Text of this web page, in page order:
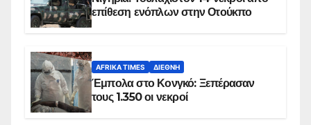
επίθεση ενόπλων στην Οτούκπο
AFRIKA TIMES ΔΙΕΘΝΉ
Έμπολα στο Κονγκό: Ξεπέρασαν
τους 1.350 οι νεκροί